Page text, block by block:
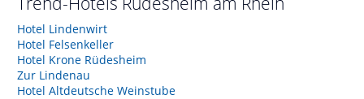
Hotel Lindenwirt
Hotel Felsenkeller
Hotel Krone Rüdesheim
Zur Lindenau
Hotel Altdeutsche Weinstube